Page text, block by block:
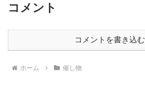
コメント
コメントを書き込む
ホーム 催し物